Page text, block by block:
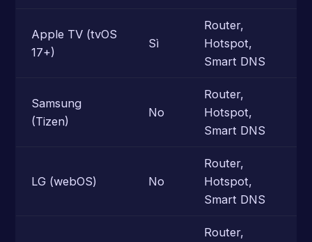
Apple TV (tvOS
17+)
Sì
Router,
Hotspot,
Smart DNS
Samsung
(Tizen)
No
Router,
Hotspot,
Smart DNS
LG (webOS) No
Router,
Hotspot,
Smart DNS
Router,